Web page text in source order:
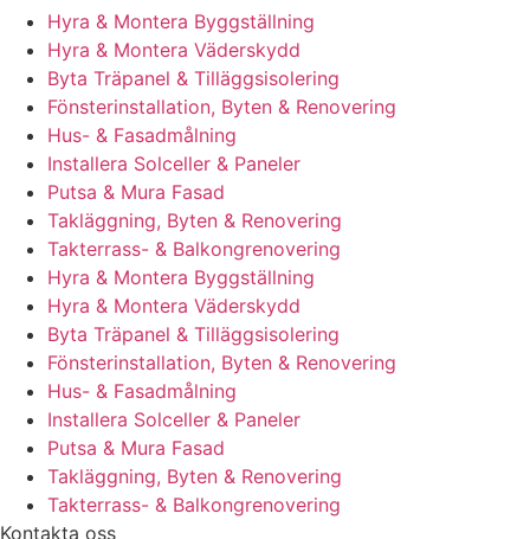
Hyra & Montera Byggställning
Hyra & Montera Väderskydd
Byta Träpanel & Tilläggsisolering
Fönsterinstallation, Byten & Renovering
Hus- & Fasadmålning
Installera Solceller & Paneler
Putsa & Mura Fasad
Takläggning, Byten & Renovering
Takterrass- & Balkongrenovering
Hyra & Montera Byggställning
Hyra & Montera Väderskydd
Byta Träpanel & Tilläggsisolering
Fönsterinstallation, Byten & Renovering
Hus- & Fasadmålning
Installera Solceller & Paneler
Putsa & Mura Fasad
Takläggning, Byten & Renovering
Takterrass- & Balkongrenovering
Kontakta oss